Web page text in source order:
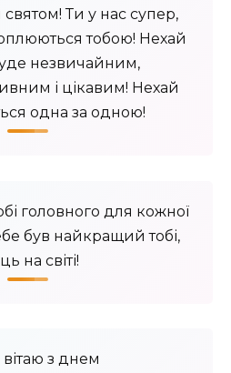
святом! Ти у нас супер,
тобою! Нехай
незвичайним,
і цікавим! Нехай
одна за одною!
головного для кожної
був найкращий тобі,
на світі!
з днем